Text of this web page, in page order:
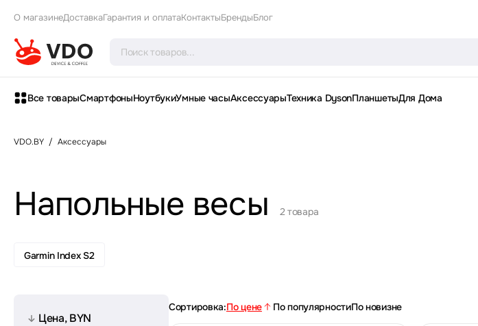
О магазинеДоставкаГарантия и оплатаКонтактыБрендыБлог
Все товарыСмартфоныНоутбукиУмные часыАксессуарыТехника DysonПланшетыДля Дома
VDO.BY / Аксессуары
Напольные весы 2 товара
Garmin Index S2
Цена, BYN
Сортировка:По цене По популярностиПо новизне